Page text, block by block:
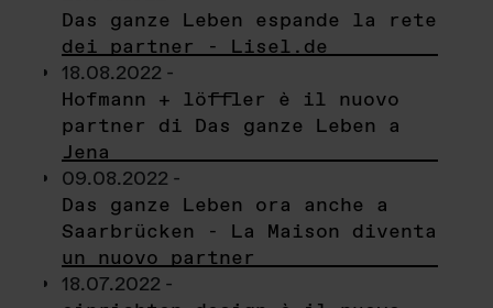
Das ganze Leben espande la rete
dei partner - Lisel.de
18.08.2022 -
Hofmann + löffler è il nuovo
partner di Das ganze Leben a
Jena
09.08.2022 -
Das ganze Leben ora anche a
Saarbrücken - La Maison diventa
un nuovo partner
18.07.2022 -